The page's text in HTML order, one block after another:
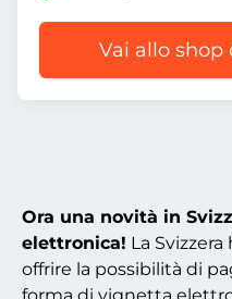
Vai allo
Ora una novità in
elettronica! La
offrire la possibilità di